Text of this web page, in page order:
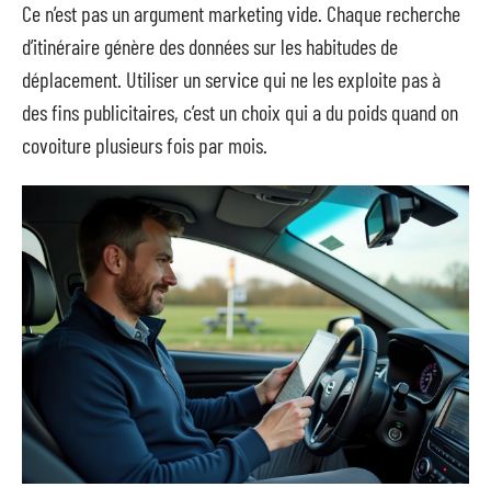
Ce n’est pas un argument marketing vide. Chaque recherche
d’itinéraire génère des données sur les habitudes de
déplacement. Utiliser un service qui ne les exploite pas à
des fins publicitaires, c’est un choix qui a du poids quand on
covoiture plusieurs fois par mois.